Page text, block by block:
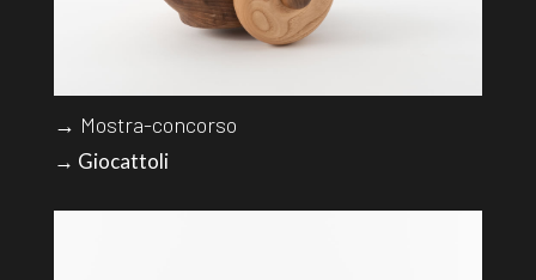
→ Mostra-concorso
→ Giocattoli